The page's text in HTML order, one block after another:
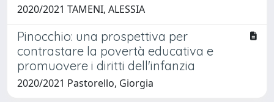
2020/2021 TAMENI, ALESSIA
Pinocchio: una prospettiva per
contrastare la povertà educativa e
promuovere i diritti dell'infanzia
2020/2021 Pastorello, Giorgia